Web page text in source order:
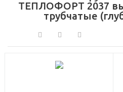
ТЕПЛОФОРТ 2037
трубчатые